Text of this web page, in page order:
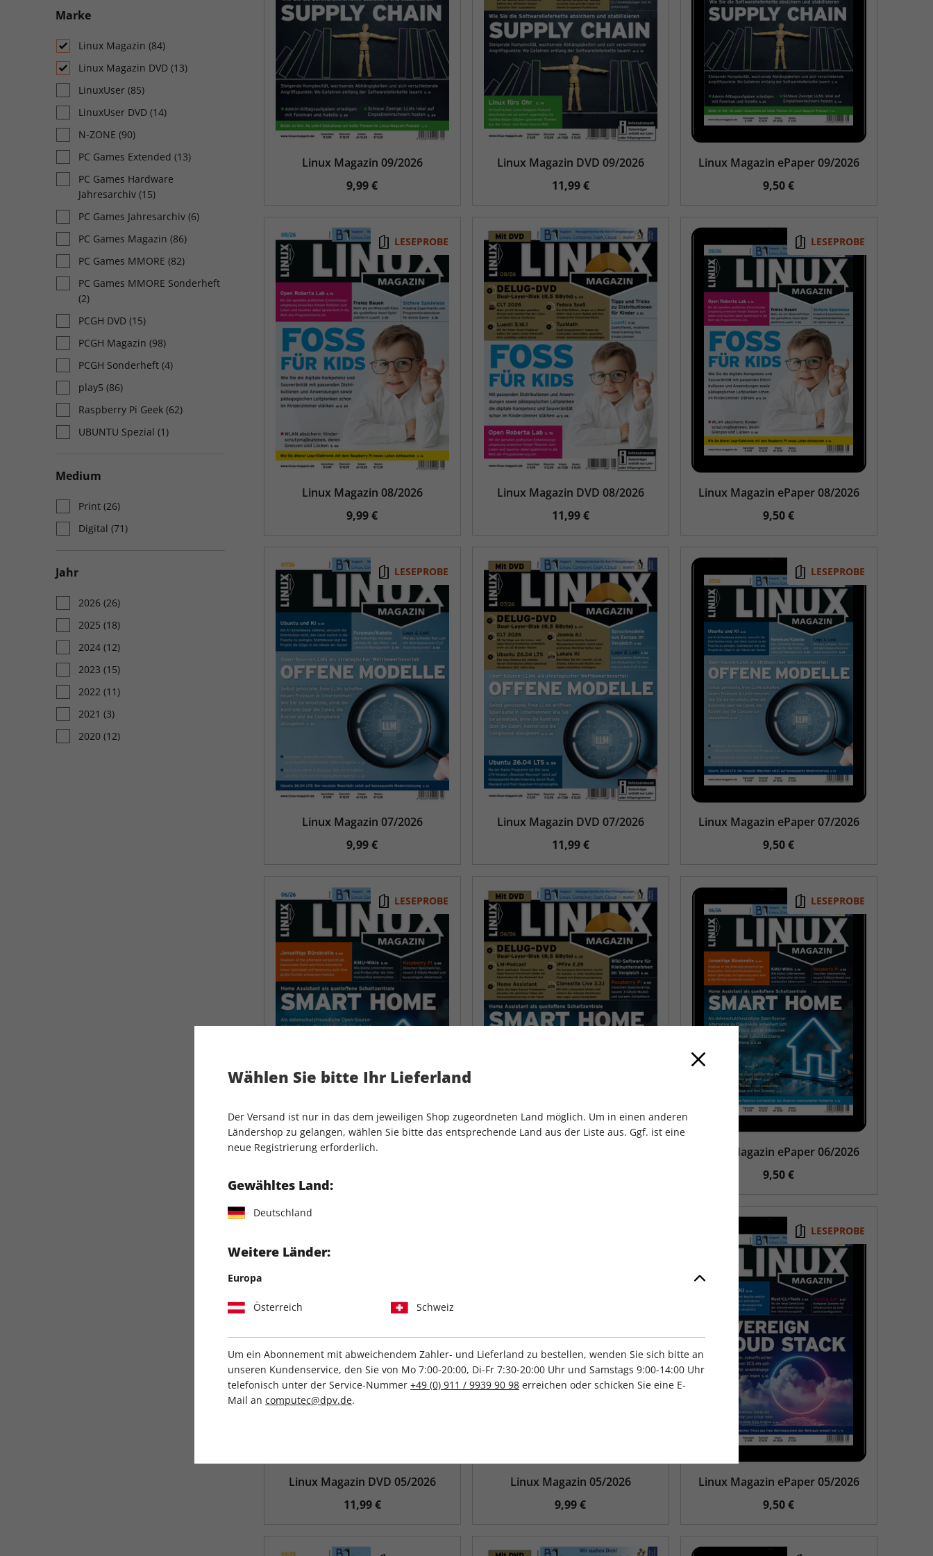
Marke
Linux Magazin (84)
Linux Magazin DVD (13)
LinuxUser (85)
LinuxUser DVD (14)
N-ZONE (90)
PC Games Extended (13)
PC Games Hardware
Jahresarchiv (15)
PC Games Jahresarchiv (6)
PC Games Magazin (86)
PC Games MMORE (82)
PC Games MMORE Sonderheft
(2)
PCGH DVD (15)
PCGH Magazin (98)
PCGH Sonderheft (4)
play5 (86)
Raspberry Pi Geek (62)
UBUNTU Spezial (1)
Medium
Print (26)
Digital (71)
Jahr
2026 (26)
2025 (18)
2024 (12)
2023 (15)
2022 (11)
2021 (3)
2020 (12)
Linux Magazin 09/2026
9,99 €
Linux Magazin DVD 09/2026
11,99 €
Linux Magazin ePaper 09/2026
9,50 €
Linux Magazin 08/2026
9,99 €
LESEPROBE
Linux Magazin DVD 08/2026
11,99 €
Linux Magazin ePaper 08/2026
9,50 €
LESEPROBE
Linux Magazin 07/2026
9,99 €
LESEPROBE
Linux Magazin DVD 07/2026
11,99 €
Linux Magazin ePaper 07/2026
9,50 €
LESEPROBE
Linux Magazin 06/2026
LESEPROBE
Linux Magazin ePaper 06/2026
9,50 €
LESEPROBE
Linux Magazin DVD 05/2026
11,99 €
Linux Magazin 05/2026
9,99 €
Linux Magazin ePaper 05/2026
9,50 €
LESEPROBE
Wählen Sie bitte Ihr Lieferland
Der Versand ist nur in das dem jeweiligen Shop zugeordneten Land möglich. Um in einen anderen
Ländershop zu gelangen, wählen Sie bitte das entsprechende Land aus der Liste aus. Ggf. ist eine
neue Registrierung erforderlich.
Gewähltes Land:
Deutschland
Weitere Länder:
Europa
Österreich Schweiz
Um ein Abonnement mit abweichendem Zahler- und Lieferland zu bestellen, wenden Sie sich bitte an
unseren Kundenservice, den Sie von Mo 7:00-20:00, Di-Fr 7:30-20:00 Uhr und Samstags 9:00-14:00 Uhr
telefonisch unter der Service-Nummer +49 (0) 911 / 9939 90 98 erreichen oder schicken Sie eine E-
Mail an computec@dpv.de.